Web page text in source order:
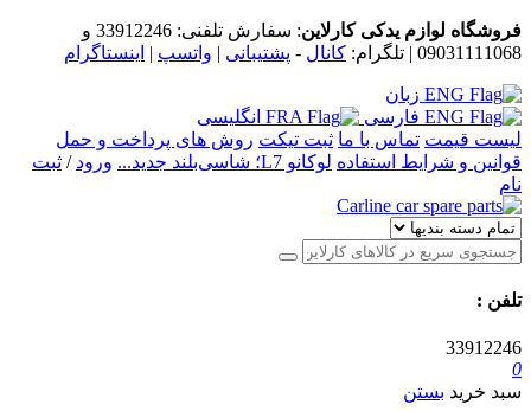
فروشگاه لوازم یدکی کارلاین: سفارش تلفنی: 33912246 و
09031111068 | تلگرام: کانال - پشتیبانی | واتسپ | اینستاگرام
زبان
فارسی
انگلیسی
لیست قیمت تماس با ما ثبت تیکت روش های پرداخت و حمل
قوانین و شرایط استفاده لوکانو L7؛ شاسی‌بلند جدید... ورود / ثبت
نام
تلفن :
33912246
0
سبد خرید بستن